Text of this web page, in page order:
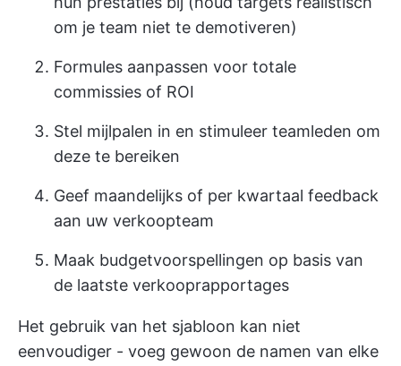
om je team niet te demotiveren)
Formules aanpassen voor totale
commissies of ROI
Stel mijlpalen in en stimuleer teamleden om
deze te bereiken
Geef maandelijks of per kwartaal feedback
aan uw verkoopteam
Maak budgetvoorspellingen op basis van
de laatste verkooprapportages
Het gebruik van het sjabloon kan niet
eenvoudiger - voeg gewoon de namen van elke